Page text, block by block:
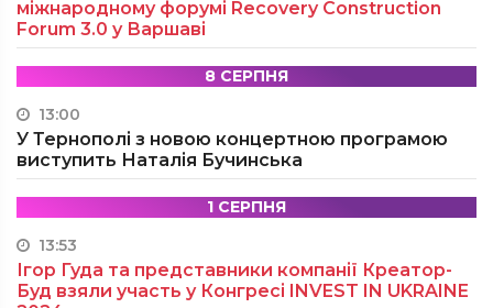
міжнародному форумі Recovery Construction
Forum 3.0 у Варшаві
8 СЕРПНЯ
13:00
У Тернополі з новою концертною програмою
виступить Наталія Бучинська
1 СЕРПНЯ
13:53
Ігор Гуда та представники компанії Креатор-
Буд взяли участь у Конгресі INVEST IN UKRAINE